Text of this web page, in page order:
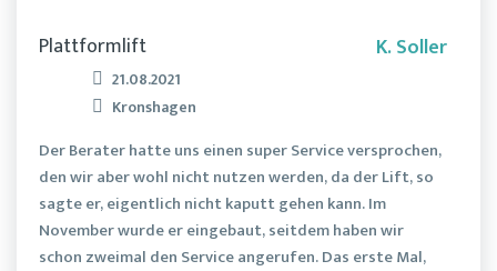
Plattformlift K. Soller
21.08.2021
Kronshagen
Der Berater hatte uns einen super Service versprochen,
den wir aber wohl nicht nutzen werden, da der Lift, so
sagte er, eigentlich nicht kaputt gehen kann. Im
November wurde er eingebaut, seitdem haben wir
schon zweimal den Service angerufen. Das erste Mal,